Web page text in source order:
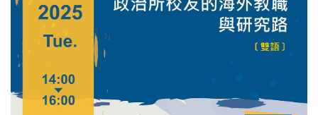
talk proposes three mechanisms: greater demand for
“masculine” defense traits, shifts toward conservative ideology,
and rising societal militar